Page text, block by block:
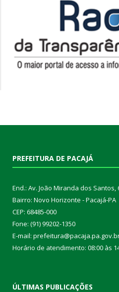
PREFEITURA DE PACAJÁ
End.: Av. João Miranda dos Santos,
Bairro: Novo Horizonte - Pacajá-PA
CEP: 68485-000
Fone: (91) 99202-1350
E-mail:
Horário de atendimento: 08:00 às
ÚLTIMAS PUBLICAÇÕES